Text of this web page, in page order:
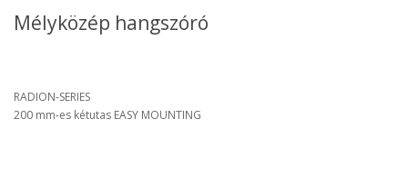
Mélyközép hangszóró
RADION-SERIES
200 mm-es kétutas EASY MOUNTING